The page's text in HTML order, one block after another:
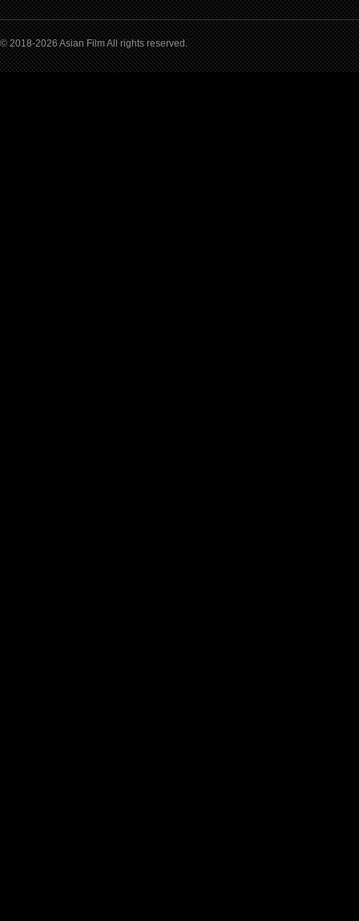
© 2018-2026 Asian Film All rights reserved.